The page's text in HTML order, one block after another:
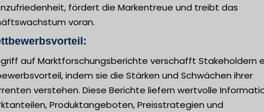
fördert die Markentreue und treibt das
voran.
auf Marktforschungsberichte verschafft Stakeholdern
indem sie die Stärken und Schwächen ihrer
verstehen. Diese Berichte liefern wertvolle
Produktangeboten, Preisstrategien und